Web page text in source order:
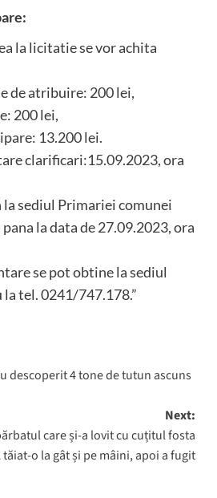
la licitatie se vor achita
de atribuire: 200 lei,
200 lei,
13.200 lei.
clarificari:15.09.2023, ora
la sediul Primariei comunei
la data de 27.09.2023, ora
se pot obtine la sediul
tel. 0241/747.178.”
descoperit 4 tone de tutun ascuns
Next:
care și-a lovit cu cuțitul fosta
tăiat-o la gât și pe mâini, apoi a fugit